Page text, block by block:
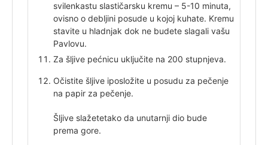
svilenkastu slastičarsku kremu – 5-10 minuta,
ovisno o debljini posude u kojoj kuhate. Kremu
stavite u hladnjak dok ne budete slagali vašu
Pavlovu.
Za šljive pećnicu uključite na 200 stupnjeva.
Očistite šljive iposložite u posudu za pečenje
na papir za pečenje.
Šljive slažetetako da unutarnji dio bude
prema gore.